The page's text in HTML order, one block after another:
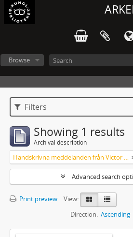
Browse
Filters
Showing 1 results
Archival description
Handskrivna meddelanden från Victor Arendorff
Advanced search
Print preview
View:
Direction: Ascending